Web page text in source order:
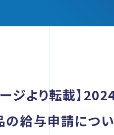
ージより転載
給与申請につ